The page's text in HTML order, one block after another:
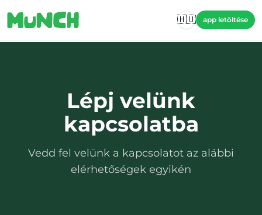
🇭🇺
app letöltése
Lépj velünk
kapcsolatba
Vedd fel velünk a kapcsolatot az alábbi
elérhetőségek egyikén